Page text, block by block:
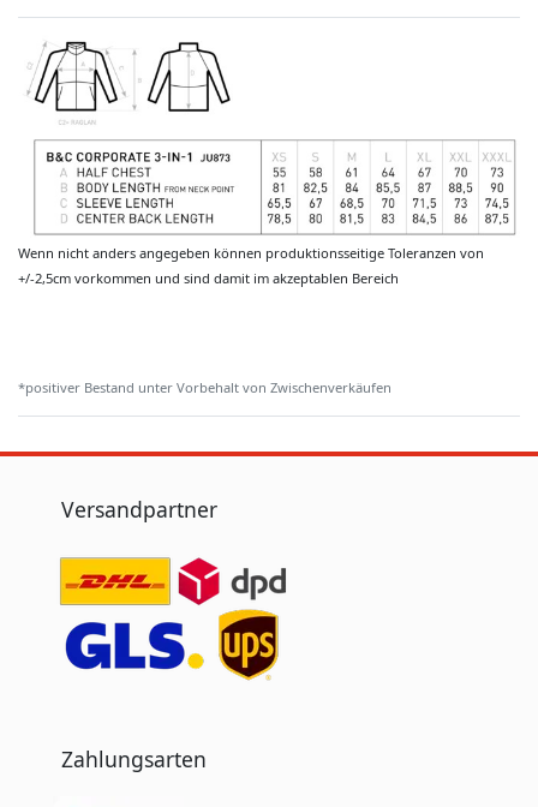
Wenn nicht anders angegeben können produktionsseitige Toleranzen von
+/-2,5cm vorkommen und sind damit im akzeptablen Bereich
*positiver Bestand unter Vorbehalt von Zwischenverkäufen
Versandpartner
Zahlungsarten